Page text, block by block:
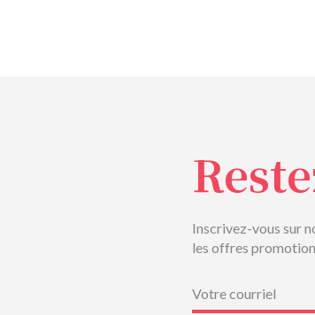
Inscrivez-vous sur
les offres